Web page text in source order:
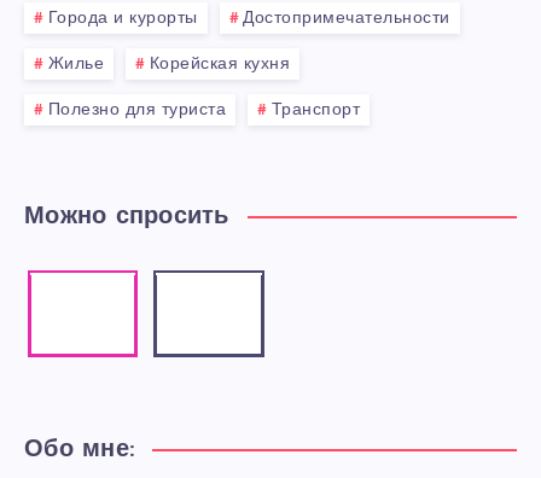
Города и курорты Достопримечательности
Жилье Корейская кухня
Полезно для туриста Транспорт
Можно спросить
Обо мне: